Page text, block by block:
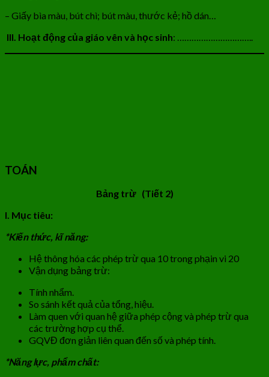
– Giấy bìa màu, bút chì; bút màu, thước kẻ; hồ dán…
III. Hoạt động của giáo vên và học sinh: …………………………..
TOÁN
Bảng trừ (Tiết 2)
I. Mục tiêu:
*Kiến thức, kĩ năng:
Hệ thông hóa các phép trừ qua 10 trong phạin vi 20
Vận dụng bảng trừ:
Tính nhẩm.
So sánh kết quả của tổng, hiệu.
Làm quen với quan hệ giữa phép cộng và phép trừ qua
các trường hợp cụ thể.
GQVĐ đơn giản liên quan đến số và phép tính.
*Năng lực, phẩm chất: